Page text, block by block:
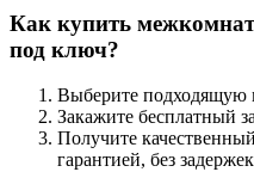
Как купить
под ключ?
Выберите подходящую
Закажите бесплатный
Получите
гарантией, без